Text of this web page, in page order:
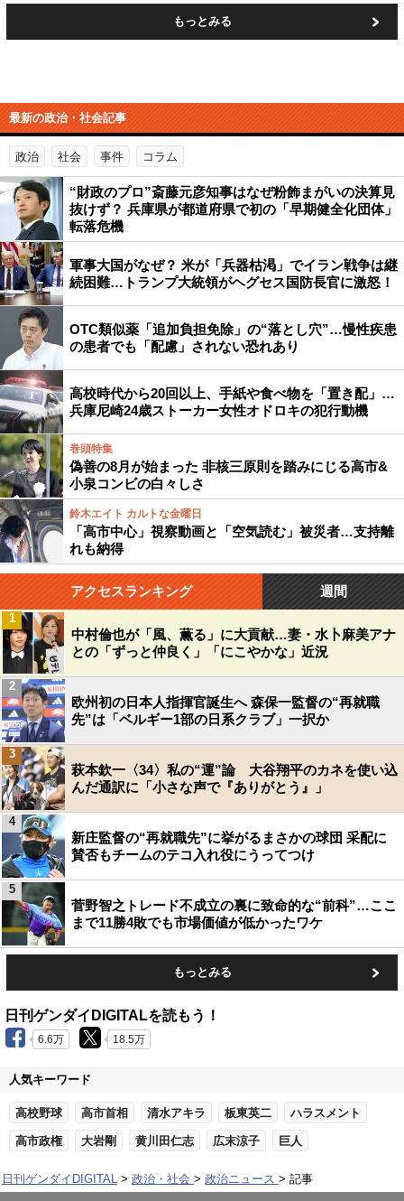
もっとみる
最新の政治・社会記事
政治 社会 事件 コラム
“財政のプロ”斎藤元彦知事はなぜ粉飾まがいの決算見
抜けず？ 兵庫県が都道府県で初の「早期健全化団体」
転落危機
軍事大国がなぜ？ 米が「兵器枯渇」でイラン戦争は継
続困難…トランプ大統領がヘグセス国防長官に激怒！
OTC類似薬「追加負担免除」の“落とし穴”…慢性疾患
の患者でも「配慮」されない恐れあり
高校時代から20回以上、手紙や食べ物を「置き配」…
兵庫尼崎24歳ストーカー女性オドロキの犯行動機
巻頭特集
偽善の8月が始まった 非核三原則を踏みにじる高市&
小泉コンビの白々しさ
鈴木エイト カルトな金曜日
「高市中心」視察動画と「空気読む」被災者…支持離
れも納得
アクセスランキング 週間
中村倫也が「風、薫る」に大貢献…妻・水卜麻美アナ
との「ずっと仲良く」「にこやかな」近況
1
欧州初の日本人指揮官誕生へ 森保一監督の“再就職
先”は「ベルギー1部の日系クラブ」一択か
2
萩本欽一〈34〉私の“運”論 大谷翔平のカネを使い込
んだ通訳に「小さな声で『ありがとう』」
3
新庄監督の“再就職先”に挙がるまさかの球団 采配に
賛否もチームのテコ入れ役にうってつけ
4
菅野智之トレード不成立の裏に致命的な“前科”…ここ
まで11勝4敗でも市場価値が低かったワケ
5
もっとみる
日刊ゲンダイDIGITALを読もう！
6.6万 18.5万
人気キーワード
高校野球 高市首相 清水アキラ 板東英二 ハラスメント
高市政権 大岩剛 黄川田仁志 広末涼子 巨人
日刊ゲンダイDIGITAL 政治・社会 政治ニュース 記事